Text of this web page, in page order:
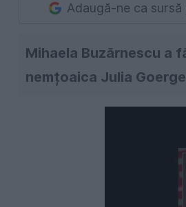
Adaugă-ne ca
Mihaela Buzărnescu a
nemțoaica Julia